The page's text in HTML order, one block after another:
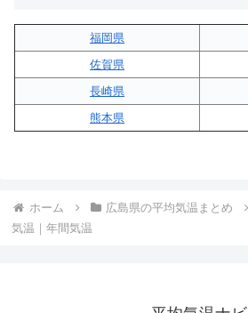
福岡県
佐賀県
長崎県
熊本県
ホーム 広島県の平均気温まとめ
気温｜年間気温